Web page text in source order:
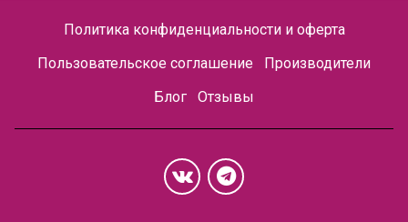
Политика конфиденциальности и оферта
Пользовательское соглашение
Производители
Блог
Отзывы